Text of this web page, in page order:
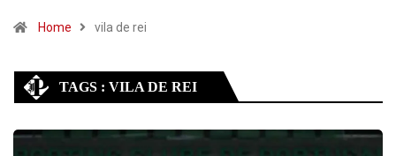
Home vila de rei
TAGS : VILA DE REI